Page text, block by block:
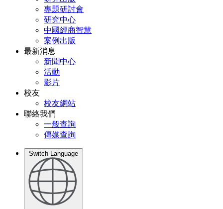
專題研討會
研究中心
中國經商智慧
案例出版
最新消息
新聞中心
活動
影片
校友
校友網站
聯絡我們
一般查詢
傳媒查詢
Switch Language